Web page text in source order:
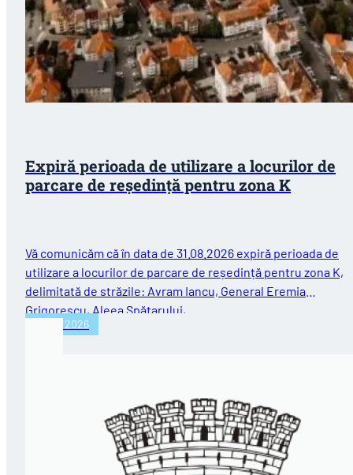
Expiră perioada de utilizare a locurilor de
parcare de reședință pentru zona K
Vă comunicăm că în data de 31.08.2026 expiră perioada de
utilizare a locurilor de parcare de reședință pentru zona K,
delimitată de străzile: Avram Iancu, General Eremia
Grigorescu, Aleea Spătarului,…
31/07/2026